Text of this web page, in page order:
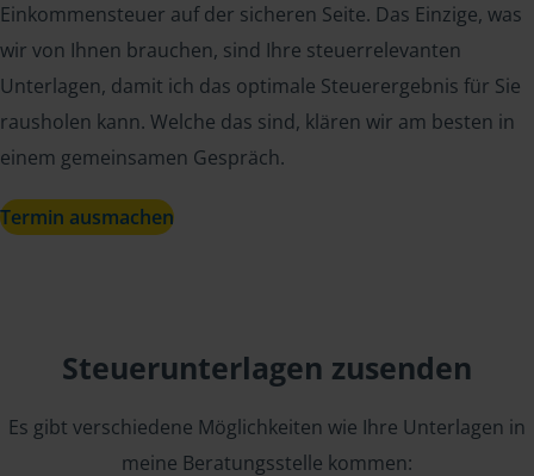
Einkommensteuer auf der sicheren Seite. Das Einzige, was
wir von Ihnen brauchen, sind Ihre steuerrelevanten
Unterlagen, damit ich das optimale Steuerergebnis für Sie
rausholen kann. Welche das sind, klären wir am besten in
einem gemeinsamen Gespräch.
Termin ausmachen
Steuerunterlagen zusenden
Es gibt verschiedene Möglichkeiten wie Ihre Unterlagen in
meine Beratungsstelle kommen: